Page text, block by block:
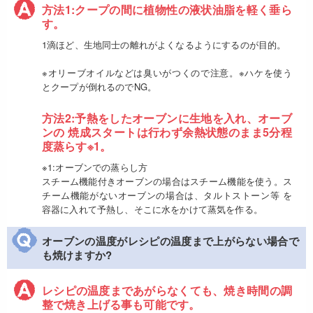
方法1:クープの間に植物性の液状油脂を軽く垂ら
す。
1滴ほど、生地同士の離れがよくなるようにするのが目的。
※オリーブオイルなどは臭いがつくので注意。※ハケを使う
とクープが倒れるのでNG。
方法2:予熱をしたオーブンに生地を入れ、オーブ
ンの 焼成スタートは行わず余熱状態のまま5分程
度蒸らす※1。
※1:オーブンでの蒸らし方
スチーム機能付きオーブンの場合はスチーム機能を使う。ス
チーム機能がないオーブンの場合は、タルトストーン等 を
容器に入れて予熱し、そこに水をかけて蒸気を作る。
オーブンの温度がレシピの温度まで上がらない場合で
も焼けますか?
レシピの温度まであがらなくても、焼き時間の調
整で焼き上げる事も可能です。